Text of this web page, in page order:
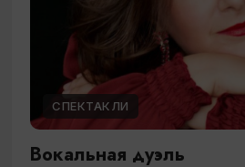
СПЕКТАКЛИ
Вокальная дуэль